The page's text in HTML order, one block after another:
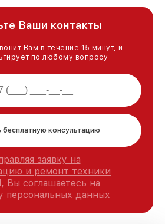
Ваши контакты
Вам в течение 15 минут, и
по любому вопросу
бесплатную консультацию
заявку на
и ремонт техники
Вы соглашаетесь на
персональных данных